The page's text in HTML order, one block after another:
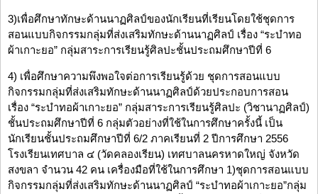
3)เพื่อศึกษาทักษะด้านนาฏศิลป์ของนักเรียนที่เรียนโดยใช้ชุดการ
สอนแบบกิจกรรมกลุ่มที่ส่งเสริมทักษะด้านนาฏศิลป์ เรื่อง “ระบำทอ
ผ้าเกาะยอ” กลุ่มสาระการเรียนรู้ศิลปะชั้นประถมศึกษาปีที่ 6
4) เพื่อศึกษาความพึงพอใจต่อการเรียนรู้ด้วย ชุดการสอนแบบ
กิจกรรมกลุ่มที่ส่งเสริมทักษะด้านนาฏศิลป์ด้วยประกอบการสอน
เรื่อง “ระบำทอผ้าเกาะยอ” กลุ่มสาระการเรียนรู้ศิลปะ (วิชานาฏศิลป์)
ชั้นประถมศึกษาปีที่ 6 กลุ่มตัวอย่างที่ใช้ในการศึกษาครั้งนี้ เป็น
นักเรียนชั้นประถมศึกษาปีที่ 6/2 ภาคเรียนที่ 2 ปีการศึกษา 2556
โรงเรียนเทศบาล ๔ (วัดคลองเรียน) เทศบาลนครหาดใหญ่ จังหวัด
สงขลา จำนวน 42 คน เครื่องมือที่ใช้ในการศึกษา 1)ชุดการสอนแบบ
กิจกรรมกลุ่มที่ส่งเสริมทักษะด้านนาฏศิลป์ “ระบำทอผ้าเกาะยอ”กลุ่ม